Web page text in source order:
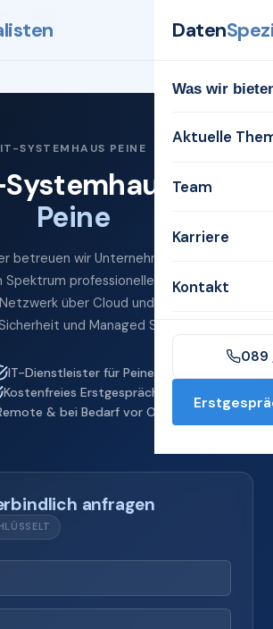
Daten
Was wir
Aktuelle
Team
Karriere
Kontakt
089
IT-SYSTEMHAUS PEINE
für
Peine
betreuen wir Unternehmen in Peine mit
professioneller IT-Services —
über Cloud und Microsoft 365
und Managed Services.
IT-Dienstleister für Peine
Kostenfreies Erstgespräch
& bei Bedarf vor Ort
anfragen